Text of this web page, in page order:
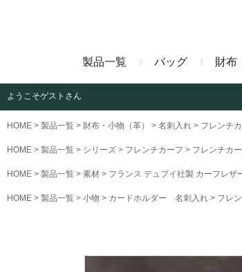
製品一覧 バッグ
ビジネスバッグ
財布
長財布
クロコダイル財布
アニリンコードバン
トゥールーズ
ようこそゲストさん
HOME 製品一覧 財布・小物（革） 名刺入れ フレンチ
HOME 製品一覧 シリーズ フレンチカーフ フレンチカ
HOME 製品一覧 素材 フランス デュプイ社製 カーフレザ
HOME 製品一覧 小物 カードホルダー 名刺入れ フレ